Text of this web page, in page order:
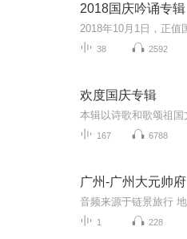
2018国庆吟诵专辑
38 2592
欢度国庆专辑
167 6788
广州-广州大元帅府
1 228